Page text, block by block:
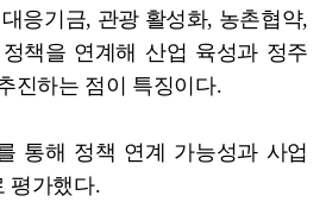
응기금, 관광 활성화, 농촌협약,
책을 연계해 산업 육성과 정주
진하는 점이 특징이다.
통해 정책 연계 가능성과 사업
평가했다.